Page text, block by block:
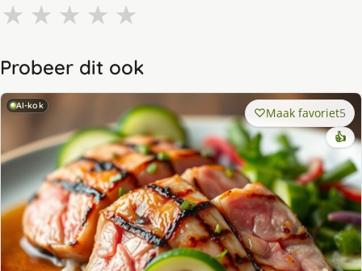
★ ★ ★ ★ ★
Probeer dit ook
AI-kok Maak favoriet5
👍